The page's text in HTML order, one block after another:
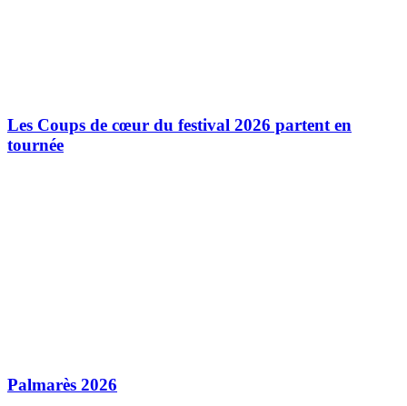
Les Coups de cœur du festival 2026 partent en
tournée
Palmarès 2026